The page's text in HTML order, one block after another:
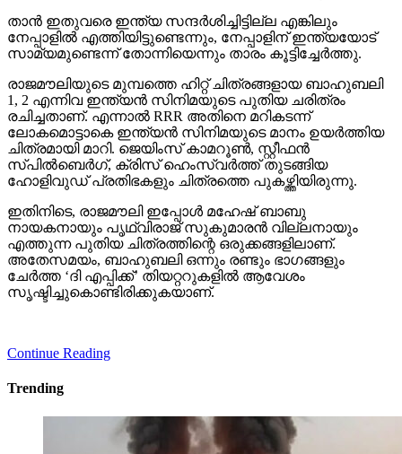
താന്‍ ഇതുവരെ ഇന്ത്യ സന്ദര്‍ശിച്ചിട്ടില്ല എങ്കിലും
നേപ്പാളില്‍ എത്തിയിട്ടുണ്ടെന്നും, നേപ്പാളിന് ഇന്ത്യയോട്
സാമ്യമുണ്ടെന്ന് തോന്നിയെന്നും താരം കൂട്ടിച്ചേര്‍ത്തു.
രാജമൗലിയുടെ മുമ്പത്തെ ഹിറ്റ് ചിത്രങ്ങളായ ബാഹുബലി
1, 2 എന്നിവ ഇന്ത്യന്‍ സിനിമയുടെ പുതിയ ചരിത്രം
രചിച്ചതാണ്. എന്നാല്‍ RRR അതിനെ മറികടന്ന്
ലോകമൊട്ടാകെ ഇന്ത്യന്‍ സിനിമയുടെ മാനം ഉയര്‍ത്തിയ
ചിത്രമായി മാറി. ജെയിംസ് കാമറൂണ്‍, സ്റ്റീഫന്‍
സ്പില്‍ബെര്‍ഗ്, ക്രിസ് ഹെംസ്വര്‍ത്ത് തുടങ്ങിയ
ഹോളിവുഡ് പ്രതിഭകളും ചിത്രത്തെ പുകഴ്ത്തിയിരുന്നു.
ഇതിനിടെ, രാജമൗലി ഇപ്പോള്‍ മഹേഷ് ബാബു
നായകനായും പൃഥ്വിരാജ് സുകുമാരന്‍ വില്ലനായും
എത്തുന്ന പുതിയ ചിത്രത്തിന്റെ ഒരുക്കങ്ങളിലാണ്.
അതേസമയം, ബാഹുബലി ഒന്നും രണ്ടും ഭാഗങ്ങളും
ചേര്‍ത്ത ‘ദി എപ്പിക്ക്’ തിയറ്ററുകളില്‍ ആവേശം
സൃഷ്ടിച്ചുകൊണ്ടിരിക്കുകയാണ്.
Continue Reading
Trending